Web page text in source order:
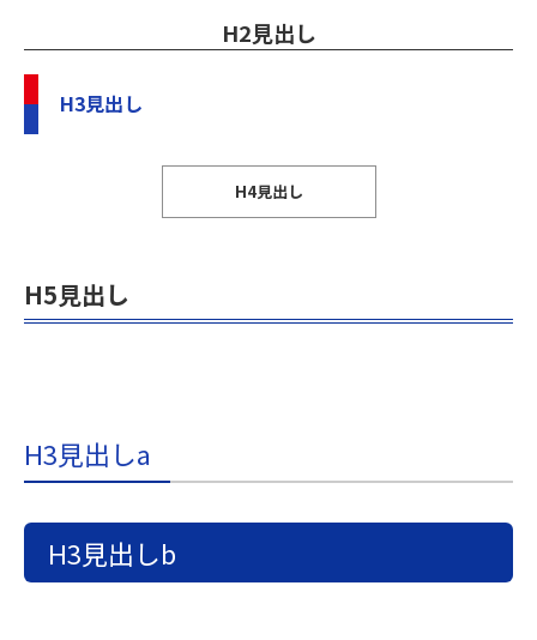
H2見出し
H3見出し
H4見出し
H5見出し
H3見出しa
H3見出しb